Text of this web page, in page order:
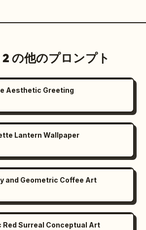
の他のプロンプト
Aesthetic Greeting
Lantern Wallpaper
and Geometric Coffee Art
Surreal Conceptual Art